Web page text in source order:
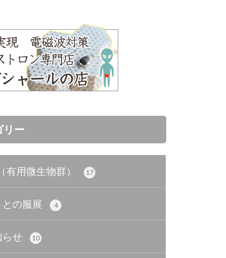
リー
有用微生物群） 17
との服展 4
らせ 10